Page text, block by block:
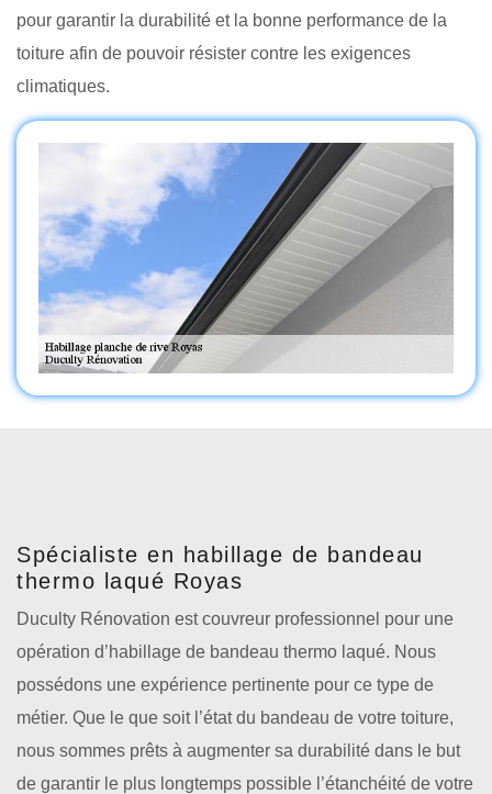
pour garantir la durabilité et la bonne performance de la
toiture afin de pouvoir résister contre les exigences
climatiques.
Spécialiste en habillage de bandeau
thermo laqué Royas
Duculty Rénovation est couvreur professionnel pour une
opération d’habillage de bandeau thermo laqué. Nous
possédons une expérience pertinente pour ce type de
métier. Que le que soit l’état du bandeau de votre toiture,
nous sommes prêts à augmenter sa durabilité dans le but
de garantir le plus longtemps possible l’étanchéité de votre